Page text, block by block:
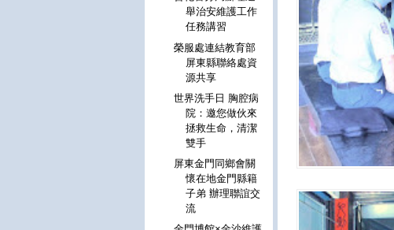
舉治安維護工作
任務講習
榮服處連結教育部
屏東縣聯絡處資
源共享
世界洗手日 胸腔病
院：邀您做伙來
拯救生命，清潔
雙手
屏東金門同鄉會關
懷在地金門縣籍
子弟 辦理聯誼交
流